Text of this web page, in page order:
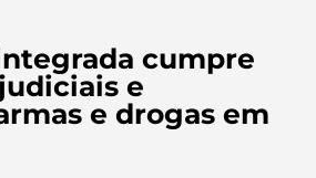
cumpre
e
e drogas em